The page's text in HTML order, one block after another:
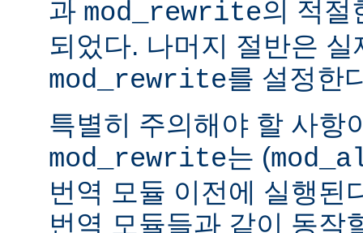
과 mod_rewrite의 적절
되었다. 나머지 절반은
mod_rewrite를 설정한
특별히 주의해야 할 사항
mod_rewrite는 (
번역 모듈 이전에 실행된
번역 모듈들과 같이 동작